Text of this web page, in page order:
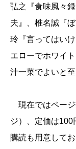
弘之『食味風々
夫』、椎名誠『
玲『言ってはい
エローでホワイ
汁一菜でよいと
現在ではページ
ジ）、定価は100
購読も用意してお